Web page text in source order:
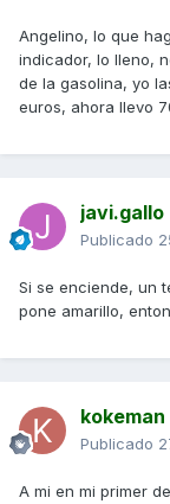
Angelino, lo que
indicador, lo lleno,
de la gasolina, yo
euros, ahora llevo
javi.gallo
Publicado
Si se enciende, un
pone amarillo,
kokeman
Publicado
A mi en mi primer